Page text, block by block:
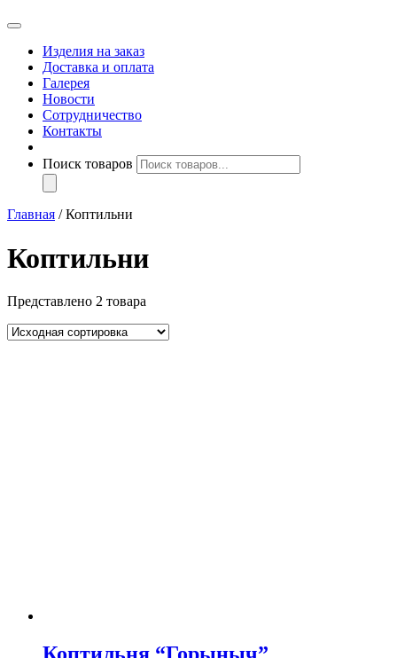
Изделия на заказ
Доставка и оплата
Галерея
Новости
Сотрудничество
Контакты
Поиск товаров
Главная / Коптильни
Коптильни
Представлено 2 товара